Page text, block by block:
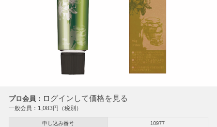
プロ会員： ログインして価格を見る
一般会員： 1,083円（税別）
申し込み番号 10977